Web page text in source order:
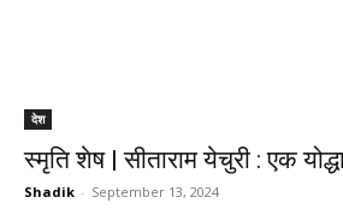
देश
स्मृति शेष | सीताराम येचुरी : एक
Shadik - September 13, 2024